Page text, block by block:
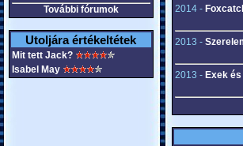
További fórumok
Utoljára értékeltétek
Mit tett Jack?
Isabel May
2014 -
2013 -
2013 - Exek